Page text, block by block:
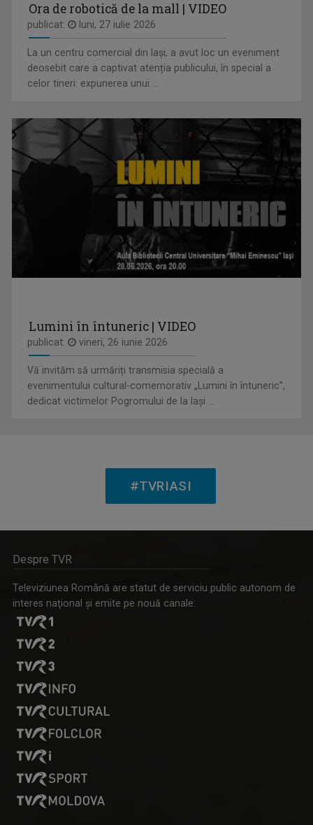
INTERVIUL SĂPTĂMÂNII
Dialoguri cu personalităţi din diferite domenii
IDENTITATE BASARABIA
Interviu-portret cu personalități care au ...
ENERGIA Z
„Energia Z” evocă dinamismul tinerilor care, ...
PRIDVOARELE CREDINȚEI
Emisiune cu specific religios (ortodox)
ANDREEA ŞTILIUC
Primul interviu l-a luat când avea doar 11 ani ...
VLAD LUCIAN ARHIRE
MARGA ANDREESCU
Ora de robotică de la mall | VIDEO
publicat: luni, 27 iulie 2026
La un centru comercial din Iași, a avut loc un eveniment
deosebit care a captivat atenția publicului, în special a
celor tineri: expunerea unui ...
Lumini în întuneric | VIDEO
publicat: vineri, 26 iunie 2026
Vă invităm să urmăriți transmisia specială a
evenimentului cultural-comemorativ „Lumini în întuneric”,
dedicat victimelor Pogromului de la Iași ...
#TVRIASI
Despre TVR
Televiziunea Română are statut de serviciu public autonom de
interes naţional şi emite pe nouă canale: